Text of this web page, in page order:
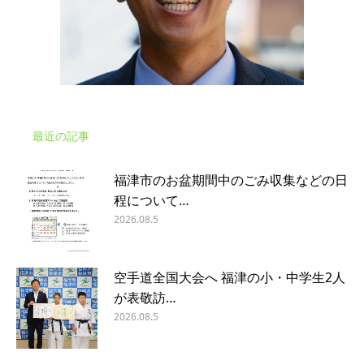
最近の記事
福津市のお盆期間中のごみ収集などの日
程について…
2026.08.5
空手道全国大会へ 福津の小・中学生2人
が表敬訪…
2026.08.5